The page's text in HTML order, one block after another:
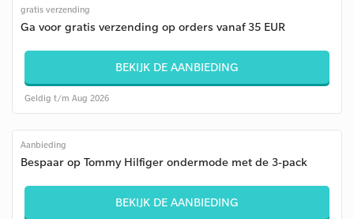
gratis verzending
Ga voor gratis verzending op orders vanaf 35 EUR
BEKIJK DE AANBIEDING
Geldig t/m Aug 2026
Aanbieding
Bespaar op Tommy Hilfiger ondermode met de 3-pack
BEKIJK DE AANBIEDING